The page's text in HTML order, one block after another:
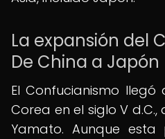
La expansión del
De China a Japón
El Confucianismo
Corea en el siglo V
Yamato. Aunque esta